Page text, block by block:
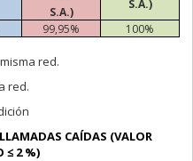
S.A.)
S.A.)
99,95% 100%
red.
red.
CAÍDAS (VALOR
≤ 2 %)